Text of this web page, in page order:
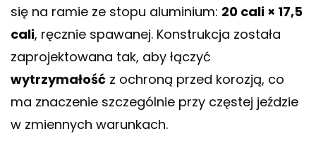
się na ramie ze stopu aluminium: 20 cali × 17,5
cali, ręcznie spawanej. Konstrukcja została
zaprojektowana tak, aby łączyć
wytrzymałość z ochroną przed korozją, co
ma znaczenie szczególnie przy częstej jeździe
w zmiennych warunkach.